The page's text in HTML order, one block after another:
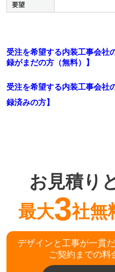
要望
受注を希望する内装工事会社
録がまだの方（無料）】
受注を希望する内装工事会社
録済みの方】
お見積り
最大3社無
デザインと工事が一貫
ご契約までの料